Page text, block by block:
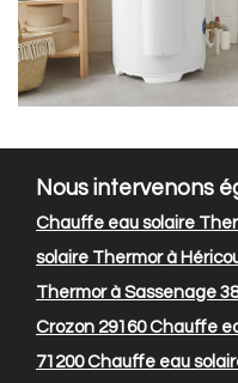
Nous intervenons
Chauffe eau solaire
solaire Thermor à
Thermor à Sassenage
Crozon 29160Chauffe
71200Chauffe eau